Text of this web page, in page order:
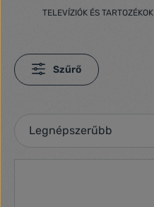
TELEVÍZIÓK ÉS TARTOZÉKOK
Szűrő